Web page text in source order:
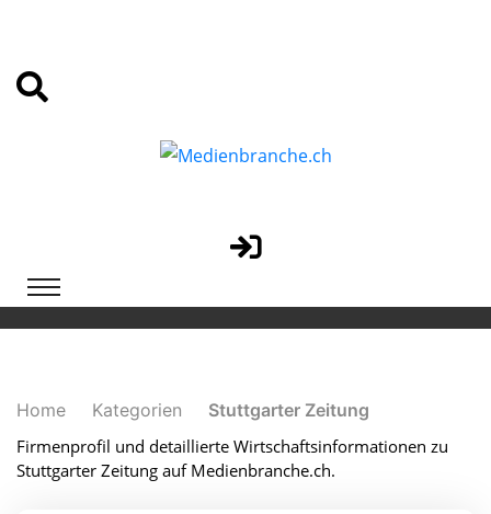
Home Kategorien
Stuttgarter Zeitung
Firmenprofil und detaillierte Wirtschaftsinformationen zu
Stuttgarter Zeitung auf Medienbranche.ch.